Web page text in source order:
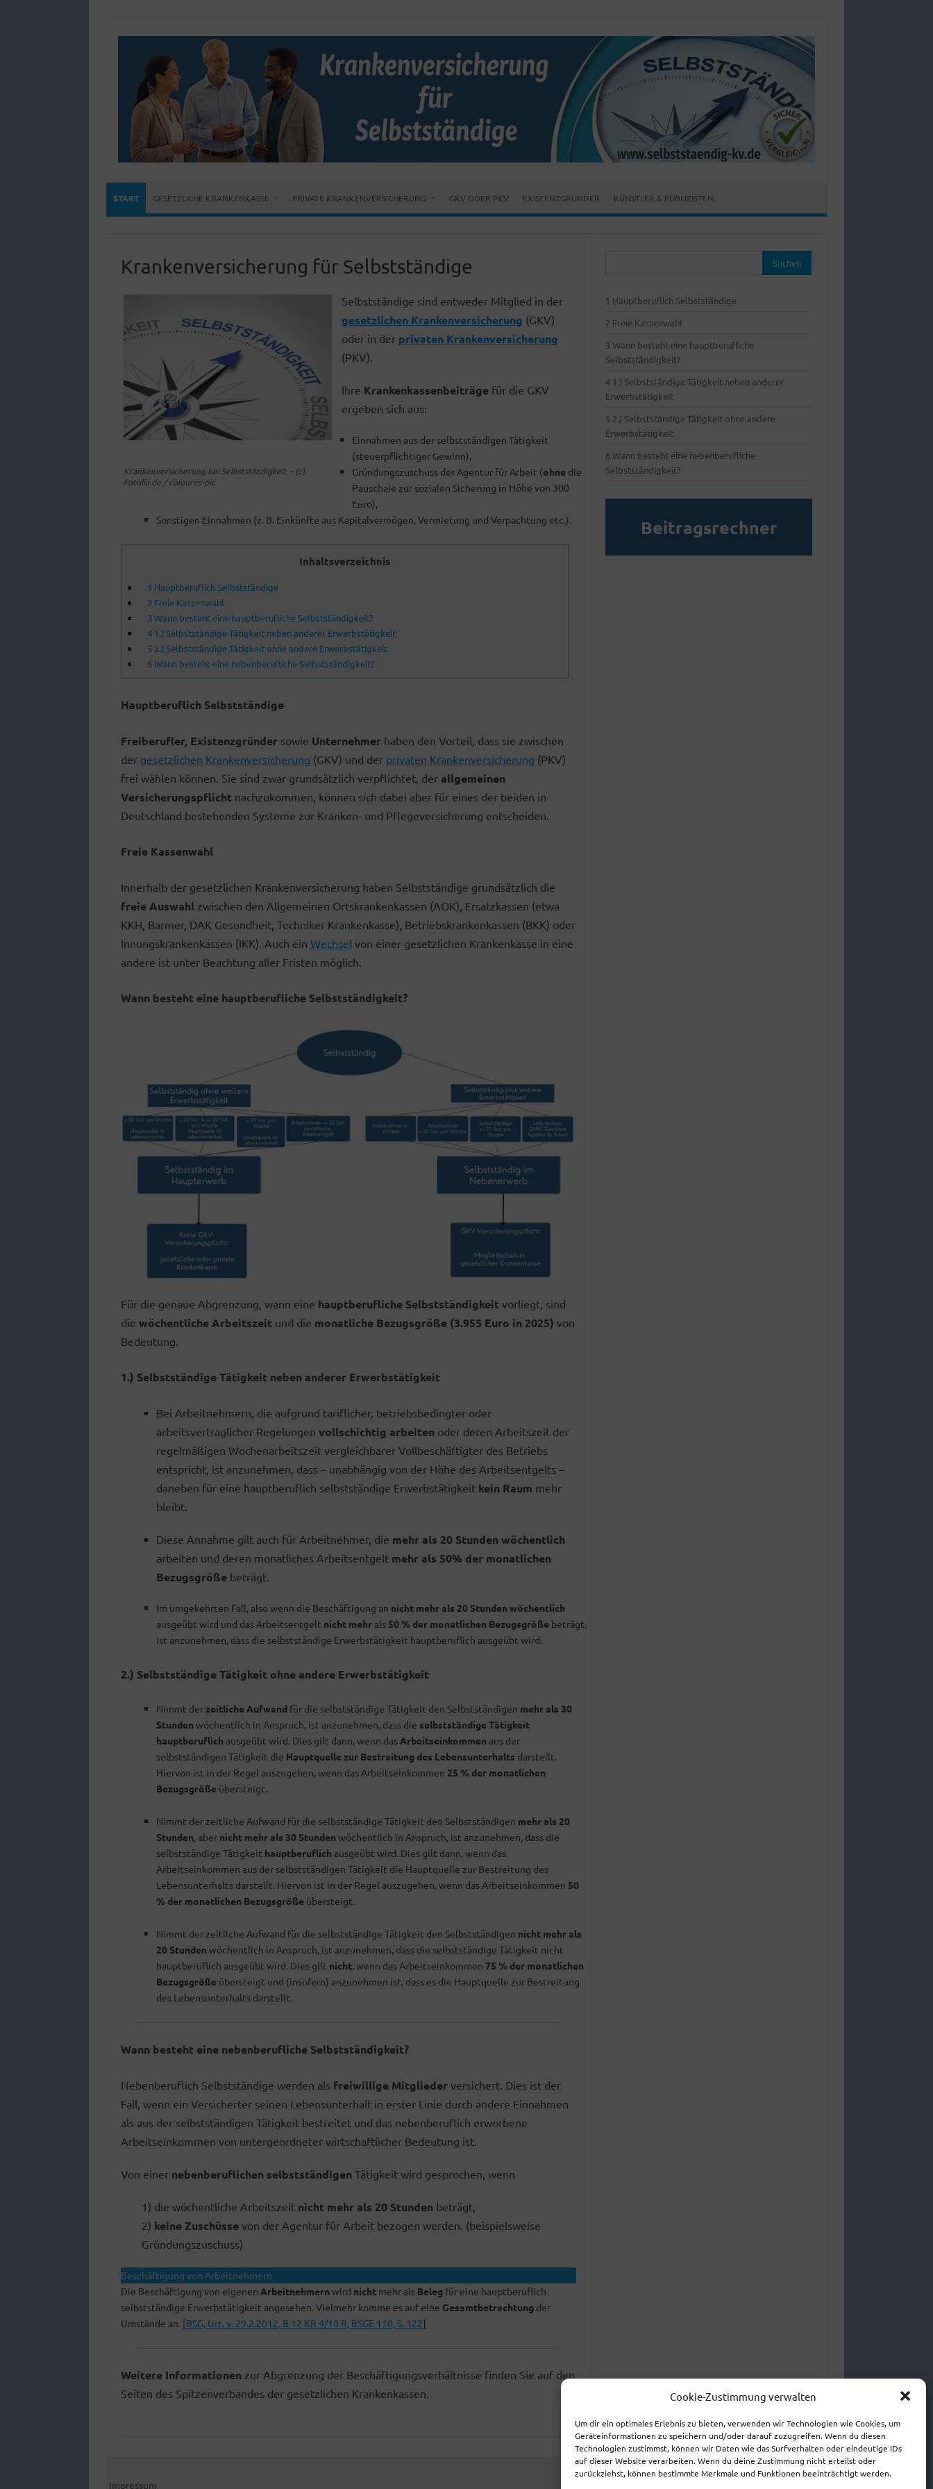
Cookie-Zustimmung verwalten
Um dir ein optimales Erlebnis zu bieten, verwenden wir Technologien wie Cookies, um
Geräteinformationen zu speichern und/oder darauf zuzugreifen. Wenn du diesen
Technologien zustimmst, können wir Daten wie das Surfverhalten oder eindeutige IDs
auf dieser Website verarbeiten. Wenn du deine Zustimmung nicht erteilst oder
zurückziehst, können bestimmte Merkmale und Funktionen beeinträchtigt werden.
START GESETZLICHE KRANKENKASSE PRIVATE KRANKENVERSICHERUNG GKV ODER PKV EXISTENZGRÜNDER KÜNSTLER & PUBLIZISTEN
Krankenversicherung für Selbstständige
Krankenversicherung bei Selbstständigkeit – (c)
Fotolia.de / coloures-pic
Selbstständige sind entweder Mitglied in der
gesetzlichen Krankenversicherung (GKV)
oder in der privaten Krankenversicherung
(PKV).
Ihre Krankenkassenbeiträgefür die GKV
ergeben sich aus:
Einnahmen aus der selbstständigen Tätigkeit
(steuerpflichtiger Gewinn),
Gründungszuschuss der Agentur für Arbeit (ohnedie
Pauschale zur sozialen Sicherung in Höhe von 300
Euro),
Sonstigen Einnahmen (z. B. Einkünfte aus Kapitalvermögen, Vermietung und Verpachtung etc.).
Inhaltsverzeichnis
1 Hauptberuflich Selbstständige
2 Freie Kassenwahl
3 Wann besteht eine hauptberufliche Selbstständigkeit?
41.) Selbstständige Tätigkeit neben anderer Erwerbstätigkeit
52.) Selbstständige Tätigkeit ohne andere Erwerbstätigkeit
6Wann besteht eine nebenberufliche Selbstständigkeit?
Hauptberuflich Selbstständige
Freiberufler, Existenzgründer sowie Unternehmer haben den Vorteil, dass sie zwischen
der gesetzlichen Krankenversicherung (GKV) und der privaten Krankenversicherung (PKV)
frei wählen können. Sie sind zwar grundsätzlich verpflichtet, der allgemeinen
Versicherungspflichtnachzukommen, können sich dabei aber für eines der beiden in
Deutschland bestehenden Systeme zur Kranken- und Pflegeversicherung entscheiden.
Freie Kassenwahl
Innerhalb der gesetzlichen Krankenversicherung haben Selbstständige grundsätzlich die
freie Auswahlzwischen den Allgemeinen Ortskrankenkassen (AOK), Ersatzkassen (etwa
KKH, Barmer, DAK Gesundheit, Techniker Krankenkasse), Betriebskrankenkassen (BKK) oder
Innungskrankenkassen (IKK). Auch ein Wechsel von einer gesetzlichen Krankenkasse in eine
andere ist unter Beachtung aller Fristen möglich.
Wann besteht eine hauptberufliche Selbstständigkeit?
Für die genaue Abgrenzung, wann eine hauptberufliche Selbstständigkeitvorliegt, sind
die wöchentliche Arbeitszeitund die monatliche Bezugsgröße (3.955 Euro in 2025) von
Bedeutung.
1.) Selbstständige Tätigkeit neben anderer Erwerbstätigkeit
Bei Arbeitnehmern, die aufgrund tariflicher, betriebsbedingter oder
arbeitsvertraglicher Regelungen vollschichtig arbeiten oder deren Arbeitszeit der
regelmäßigen Wochenarbeitszeit vergleichbarer Vollbeschäftigter des Betriebs
entspricht, ist anzunehmen, dass – unabhängig von der Höhe des Arbeitsentgelts –
daneben für eine hauptberuflich selbstständige Erwerbstätigkeit kein Raum mehr
bleibt.
Diese Annahme gilt auch für Arbeitnehmer, die mehr als 20 Stunden wöchentlich
arbeiten und deren monatliches Arbeitsentgelt mehr als 50% der monatlichen
Bezugsgrößebeträgt.
Im umgekehrten Fall, also wenn die Beschäftigung an nicht mehr als 20 Stunden wöchentlich
ausgeübt wird und das Arbeitsentgelt nicht mehrals50 % der monatlichen Bezugsgrößebeträgt,
ist anzunehmen, dass die selbstständige Erwerbstätigkeit hauptberuflich ausgeübt wird.
2.) Selbstständige Tätigkeit ohneandere Erwerbstätigkeit
Nimmt der zeitliche Aufwandfür die selbstständige Tätigkeit den Selbstständigen mehr als 30
Stunden wöchentlich in Anspruch, ist anzunehmen, dass die selbstständige Tätigkeit
hauptberuflich ausgeübt wird. Dies gilt dann, wenn das Arbeitseinkommen aus der
selbstständigen Tätigkeit die Hauptquelle zur Bestreitung des Lebensunterhalts darstellt.
Hiervon ist in der Regel auszugehen, wenn das Arbeitseinkommen 25 % der monatlichen
Bezugsgrößeübersteigt.
Nimmt der zeitliche Aufwand für die selbstständige Tätigkeit den Selbstständigen mehr als 20
Stunden, aber nicht mehr als 30 Stunden wöchentlich in Anspruch, ist anzunehmen, dass die
selbstständige Tätigkeit hauptberuflich ausgeübt wird. Dies gilt dann, wenn das
Arbeitseinkommen aus der selbstständigen Tätigkeit die Hauptquelle zur Bestreitung des
Lebensunterhalts darstellt. Hiervon ist in der Regel auszugehen, wenn das Arbeitseinkommen 50
% der monatlichen Bezugsgrößeübersteigt.
Nimmt der zeitliche Aufwand für die selbstständige Tätigkeit den Selbstständigen nicht mehr als
20 Stunden wöchentlich in Anspruch, ist anzunehmen, dass die selbstständige Tätigkeit nicht
hauptberuflich ausgeübt wird. Dies gilt nicht, wenn das Arbeitseinkommen 75 % der monatlichen
Bezugsgrößeübersteigt und (insofern) anzunehmen ist, dass es die Hauptquelle zur Bestreitung
des Lebensunterhalts darstellt.
Wann besteht eine nebenberufliche Selbstständigkeit?
Nebenberuflich Selbstständige werden als freiwillige Mitglieder versichert. Dies ist der
Fall, wenn ein Versicherter seinen Lebensunterhalt in erster Linie durch andere Einnahmen
als aus der selbstständigen Tätigkeit bestreitet und das nebenberuflich erworbene
Arbeitseinkommen von untergeordneter wirtschaftlicher Bedeutung ist.
Von einer nebenberuflichen selbstständigen Tätigkeit wird gesprochen, wenn
1) die wöchentliche Arbeitszeit nicht mehr als 20 Stunden beträgt,
2) keine Zuschüssevon der Agentur für Arbeit bezogen werden. (beispielsweise
Gründungszuschuss)
Beschäftigung von Arbeitnehmern
Die Beschäftigung von eigenen Arbeitnehmern wird nichtmehr als Beleg für eine hauptberuflich
selbstständige Erwerbstätigkeit angesehen. Vielmehr komme es auf eine Gesamtbetrachtung der
Umstände an. [BSG, Urt. v. 29.2.2012, B 12 KR 4/10 R, BSGE 110, S. 122]
Weitere Informationen zur Abgrenzung der Beschäftigungsverhältnisse finden Sie auf den
Seiten des Spitzenverbandes der gesetzlichen Krankenkassen.
1 Hauptberuflich Selbstständige
2 Freie Kassenwahl
3 Wann besteht eine hauptberufliche
Selbstständigkeit?
4 1.) Selbstständige Tätigkeit neben anderer
Erwerbstätigkeit
5 2.) Selbstständige Tätigkeit ohne andere
Erwerbstätigkeit
6 Wann besteht eine nebenberufliche
Selbstständigkeit?
Beitragsrechner
Impressum